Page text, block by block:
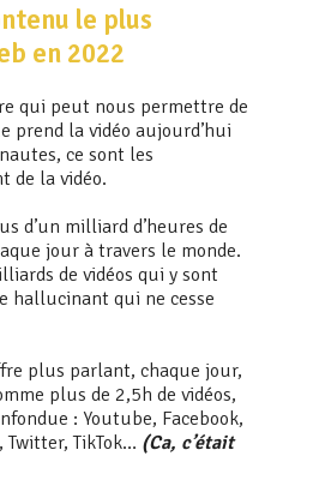
le plus
en 2022
qui peut nous permettre de
prend la vidéo aujourd’hui
ce sont les
de la vidéo.
d’un milliard d’heures de
jour à travers le monde.
de vidéos qui y sont
hallucinant qui ne cesse
plus parlant, chaque jour,
plus de 2,5h de vidéos,
: Youtube, Facebook,
TikTok… (Ca, c’était